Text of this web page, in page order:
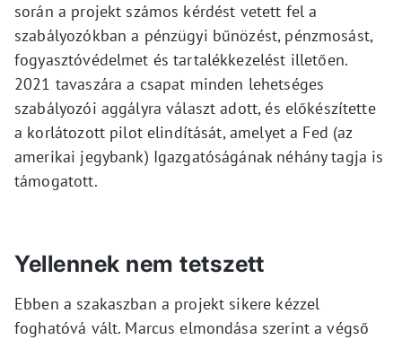
során a projekt számos kérdést vetett fel a
szabályozókban a pénzügyi bűnözést, pénzmosást,
fogyasztóvédelmet és tartalékkezelést illetően.
2021 tavaszára a csapat minden lehetséges
szabályozói aggályra választ adott, és előkészítette
a korlátozott pilot elindítását, amelyet a Fed (az
amerikai jegybank) Igazgatóságának néhány tagja is
támogatott.
Yellennek nem tetszett
Ebben a szakaszban a projekt sikere kézzel
foghatóvá vált. Marcus elmondása szerint a végső